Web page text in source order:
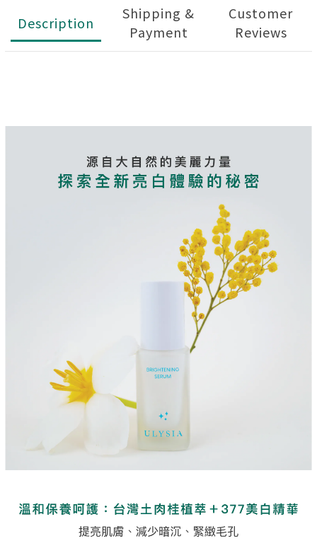
Description
Shipping &
Payment
Customer
Reviews